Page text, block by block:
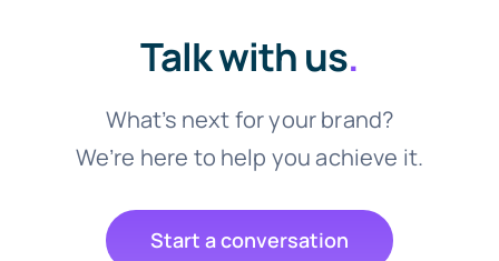
Talk with us.
What’s next for your brand?
We’re here to help you achieve it.
Start a conversation